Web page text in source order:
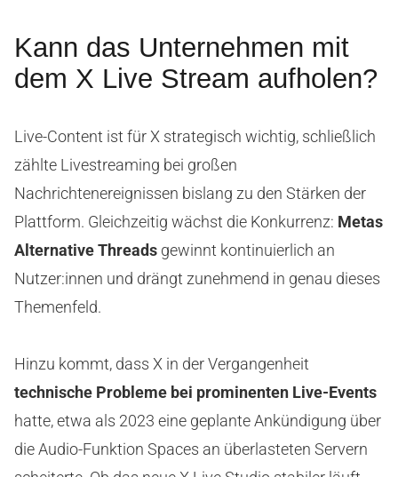
Kann das Unternehmen mit
dem X Live Stream aufholen?
Live-Content ist für X strategisch wichtig, schließlich
zählte Livestreaming bei großen
Nachrichtenereignissen bislang zu den Stärken der
Plattform. Gleichzeitig wächst die Konkurrenz: Metas
Alternative Threads gewinnt kontinuierlich an
Nutzer:innen und drängt zunehmend in genau dieses
Themenfeld.
Hinzu kommt, dass X in der Vergangenheit
technische Probleme bei prominenten Live-Events
hatte, etwa als 2023 eine geplante Ankündigung über
die Audio-Funktion Spaces an überlasteten Servern